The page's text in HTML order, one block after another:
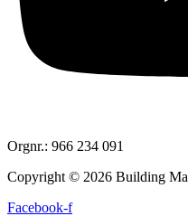
Orgnr.: 966 234 091
Copyright © 2026 Building
Facebook-f